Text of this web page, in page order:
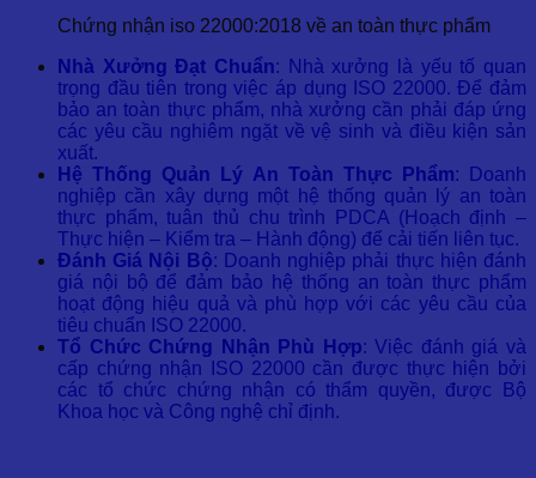
Chứng nhận iso 22000:2018 về an toàn thực phẩm
Nhà Xưởng Đạt Chuẩn: Nhà xưởng là yếu tố quan
trọng đầu tiên trong việc áp dụng ISO 22000. Để đảm
bảo an toàn thực phẩm, nhà xưởng cần phải đáp ứng
các yêu cầu nghiêm ngặt về vệ sinh và điều kiện sản
xuất.
Hệ Thống Quản Lý An Toàn Thực Phẩm: Doanh
nghiệp cần xây dựng một hệ thống quản lý an toàn
thực phẩm, tuân thủ chu trình PDCA (Hoạch định –
Thực hiện – Kiểm tra – Hành động) để cải tiến liên tục.
Đánh Giá Nội Bộ: Doanh nghiệp phải thực hiện đánh
giá nội bộ để đảm bảo hệ thống an toàn thực phẩm
hoạt động hiệu quả và phù hợp với các yêu cầu của
tiêu chuẩn ISO 22000.
Tổ Chức Chứng Nhận Phù Hợp: Việc đánh giá và
cấp chứng nhận ISO 22000 cần được thực hiện bởi
các tổ chức chứng nhận có thẩm quyền, được Bộ
Khoa học và Công nghệ chỉ định.